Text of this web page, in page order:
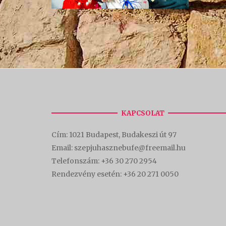
KAPCSOLAT
Cím: 1021 Budapest, Budakeszi út 97
Email: szepjuhasznebufe@freemail.hu
Telefonszám: +36 30 270 2954
Rendezvény esetén: +36 20 271 0050